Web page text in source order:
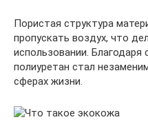
Пористая структура
пропускать воздух, что
использовании. Благодаря
полиуретан стал
сферах жизни.